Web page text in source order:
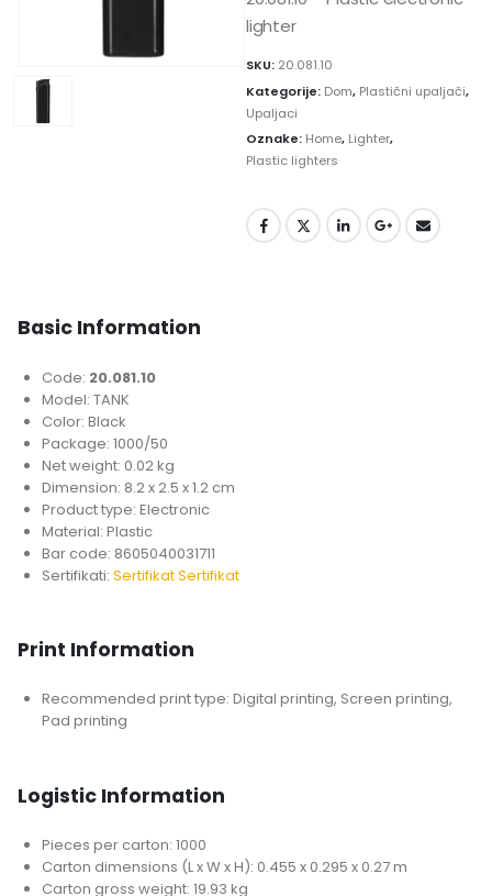
lighter
SKU: 20.081.10
Kategorije: Dom, Plastični upaljači,
Upaljaci
Oznake: Home, Lighter,
Plastic lighters
Basic Information
Code: 20.081.10
Model: TANK
Color: Black
Package: 1000/50
Net weight: 0.02 kg
Dimension: 8.2 x 2.5 x 1.2 cm
Product type: Electronic
Material: Plastic
Bar code: 8605040031711
Sertifikati:SertifikatSertifikat
Print Information
Recommended print type: Digital printing, Screen printing,
Pad printing
Logistic Information
Pieces per carton: 1000
Carton dimensions (L x W x H): 0.455 x 0.295 x 0.27 m
Carton gross weight: 19.93 kg